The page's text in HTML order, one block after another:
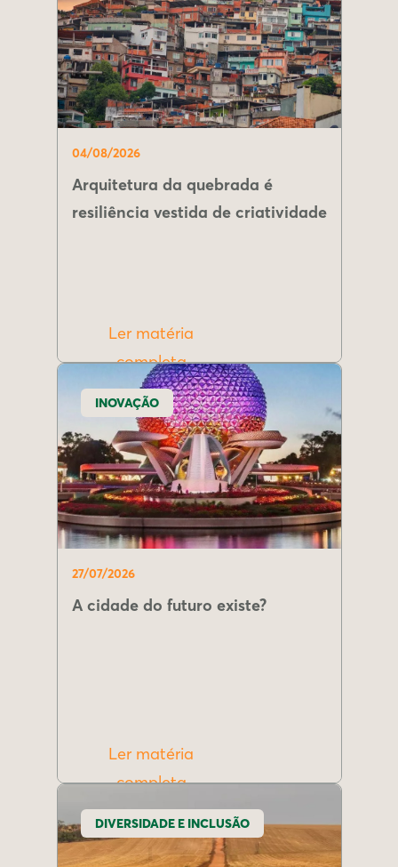
04/08/2026
Arquitetura da quebrada é
resiliência vestida de criatividade
Ler matéria
completa
INOVAÇÃO
27/07/2026
A cidade do futuro existe?
Ler matéria
completa
DIVERSIDADE E INCLUSÃO